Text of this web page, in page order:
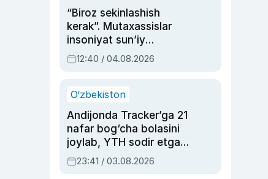
“Biroz sekinlashish
kerak”. Mutaxassislar
insoniyat sun’iy
intellektni boshqara
olmay qolishidan xavotir
12:40 / 04.08.2026
O‘zbekiston
Andijonda Tracker’ga 21
nafar bog‘cha bolasini
joylab, YTH sodir etgan
ayolga sud hukmi o‘qildi
23:41 / 03.08.2026